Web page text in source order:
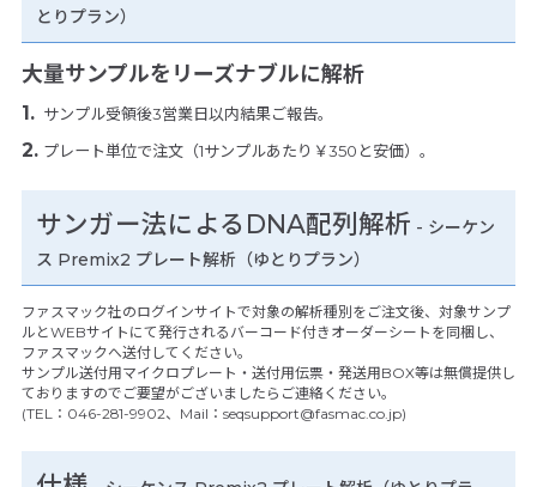
とりプラン）
大量サンプルをリーズナブルに解析
サンプル受領後3営業日以内結果ご報告。
プレート単位で注文（1サンプルあたり￥350と安価）。
サンガー法によるDNA配列解析 - シーケン
ス Premix2 プレート解析（ゆとりプラン）
ファスマック社のログインサイトで対象の解析種別をご注文後、対象サンプ
ルとWEBサイトにて発行されるバーコード付きオーダーシートを同梱し、
ファスマックへ送付してください。
サンプル送付用マイクロプレート・送付用伝票・発送用BOX等は無償提供し
ておりますのでご要望がございましたらご連絡ください。
(TEL：046-281-9902、Mail：seqsupport@fasmac.co.jp)